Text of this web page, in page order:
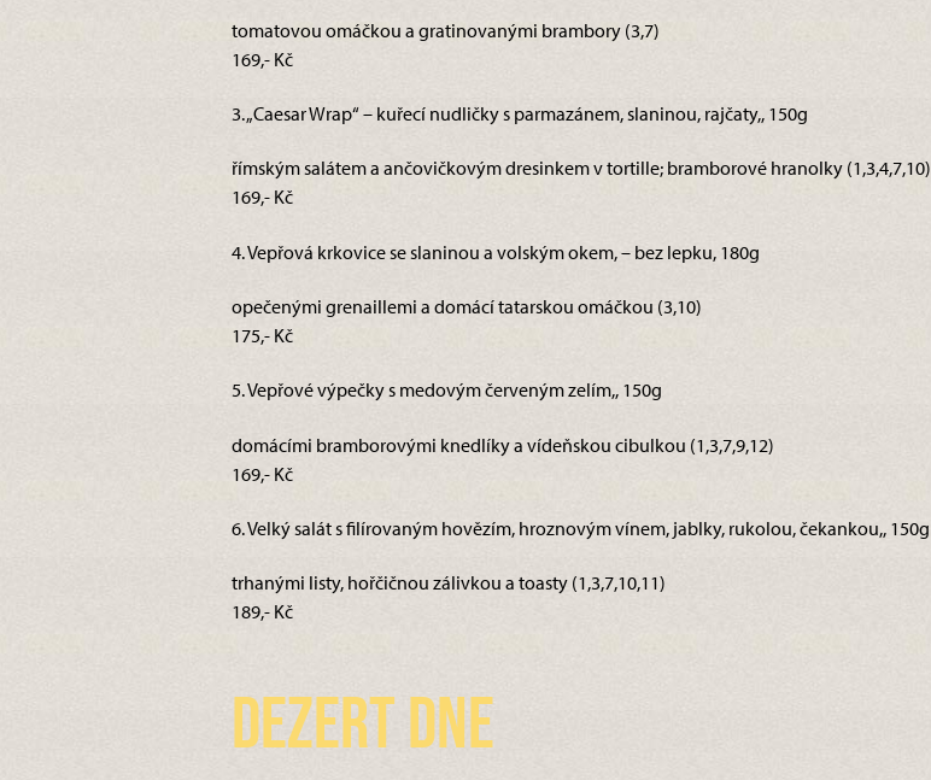
tomatovou omáčkou a gratinovanými brambory (3,7)
169,- Kč
3. „Caesar Wrap“ – kuřecí nudličky s parmazánem, slaninou, rajčaty,, 150g
římským salátem a ančovičkovým dresinkem v tortille; bramborové hranolky (1,3,4,7,10)
169,- Kč
4. Vepřová krkovice se slaninou a volským okem, – bez lepku, 180g
opečenými grenaillemi a domácí tatarskou omáčkou (3,10)
175,- Kč
5. Vepřové výpečky s medovým červeným zelím,, 150g
domácími bramborovými knedlíky a vídeňskou cibulkou (1,3,7,9,12)
169,- Kč
6. Velký salát s filírovaným hovězím, hroznovým vínem, jablky, rukolou, čekankou,, 150g
trhanými listy, hořčičnou zálivkou a toasty (1,3,7,10,11)
189,- Kč
Dezert dne